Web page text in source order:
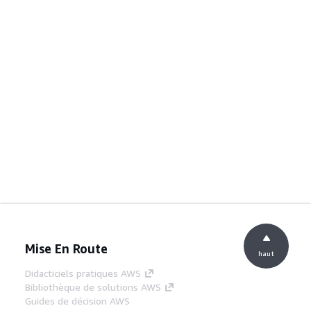
Mise En Route
Didacticiels pratiques AWS
Bibliothèque de solutions AWS
Guides de décision AWS
haut